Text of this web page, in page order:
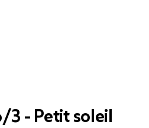
3 - Petit soleil